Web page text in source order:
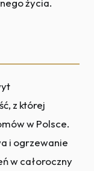
życia.
z której
w Polsce.
i ogrzewanie
w całoroczny